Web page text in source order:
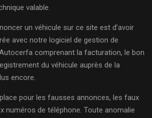
valable.
un véhicule sur ce site est d’avoir
avec notre logiciel de gestion de
comprenant la facturation, le bon
du véhicule auprès de la
encore.
pour les fausses annonces, les faux
numéros de téléphone. Toute anomalie